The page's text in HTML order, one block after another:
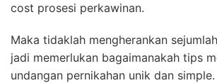
cost prosesi perkawinan.
Maka tidaklah mengherankan
jadi memerlukan bagaimanakah tips
undangan pernikahan unik dan simple.